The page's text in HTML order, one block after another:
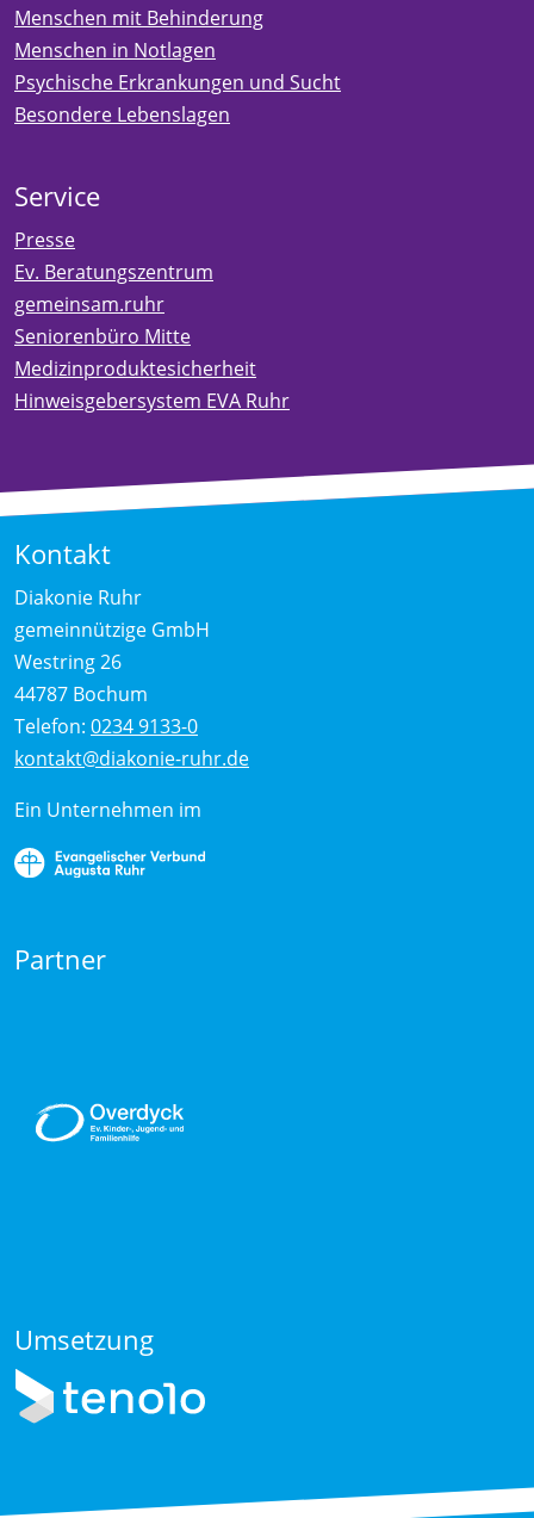
Menschen mit Behinderung
Menschen in Notlagen
Psychische Erkrankungen und Sucht
Besondere Lebenslagen
Service
Presse
Ev. Beratungszentrum
gemeinsam.ruhr
Seniorenbüro Mitte
Medizinproduktesicherheit
Hinweisgebersystem EVA Ruhr
Kontakt
Diakonie Ruhr
gemeinnützige GmbH
Westring 26
44787 Bochum
Telefon: 0234 9133-0
kontakt@diakonie-ruhr.de
Ein Unternehmen im
Partner
Umsetzung